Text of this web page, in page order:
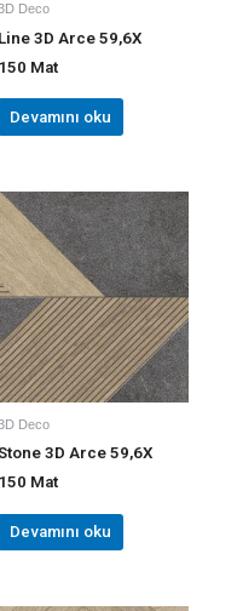
Deco
Line 3D Arce 59,6X
150 Mat
Devamını oku
Deco
3D Arce 59,6X
150 Mat
Devamını oku